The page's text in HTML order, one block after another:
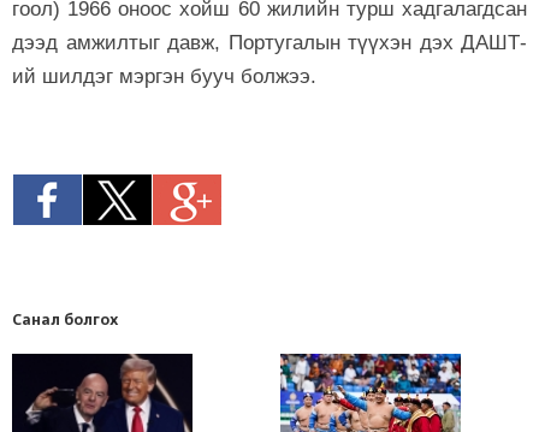
гоол) 1966 оноос хойш 60 жилийн турш хадгалагдсан
дээд амжилтыг давж, Португалын түүхэн дэх ДАШТ-
ий шилдэг мэргэн бууч болжээ.
Санал болгох